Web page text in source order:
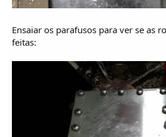
Ensaiar os parafusos para ver se as
feitas: